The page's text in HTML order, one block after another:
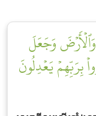
وَجَعَلَ
بِرَبِّهِمۡ يَعۡدِلُونَ